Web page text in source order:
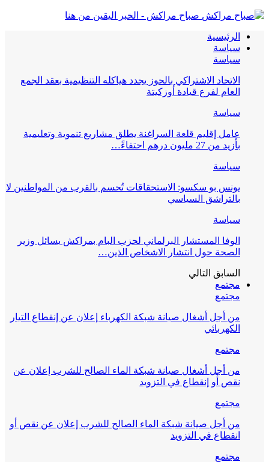
صباح مراكش - الخبر اليقين من هنا
الرئيسية
سياسة
سياسة
الاتحاد الاشتراكي بالحوز يجدد هياكله التنظيمية بعقد الجمع
العام لفرع قيادة أوزكيتة
سياسة
عامل إقليم قلعة السراغنة يطلق مشاريع تنموية وتعليمية
بأزيد من 27 مليون درهم احتفاءً…
سياسة
يونس بو سكسو: الاستحقاقات تُحسم بالقرب من المواطنين لا
بالتراشق السياسي
سياسة
الوفا المستشار البرلماني لحزب البام بمراكش يسائل وزير
الصحة حول انتشار الاشخاص الذين…
السابق التالي
مجتمع
مجتمع
من أجل أشغال صيانة شبكة الكهرباء إعلان عن إنقطاع التيار
الكهربائي
مجتمع
من أجل أشغال صيانة شبكة الماء الصالح للشرب إعلان عن
نقص أو إنقطاع في التزويد
مجتمع
من أجل صيانة شبكة الماء الصالح للشرب إعلان عن نقص أو
انقطاع في التزويد
مجتمع